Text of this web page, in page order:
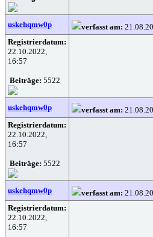
uskehqmw0p verfasst am:
Registrierdatum:
22.10.2022,
16:57
Beiträge: 5522
uskehqmw0p verfasst am:
Registrierdatum:
22.10.2022,
16:57
Beiträge: 5522
uskehqmw0p verfasst am:
Registrierdatum:
22.10.2022,
16:57